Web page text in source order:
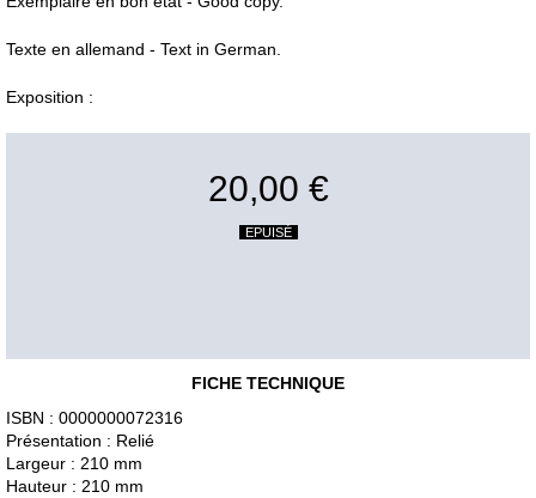
Texte en allemand - Text in German.
Exposition :
20,00 €
EPUISÉ
FICHE TECHNIQUE
ISBN : 0000000072316
Présentation : Relié
Largeur : 210 mm
Hauteur : 210 mm